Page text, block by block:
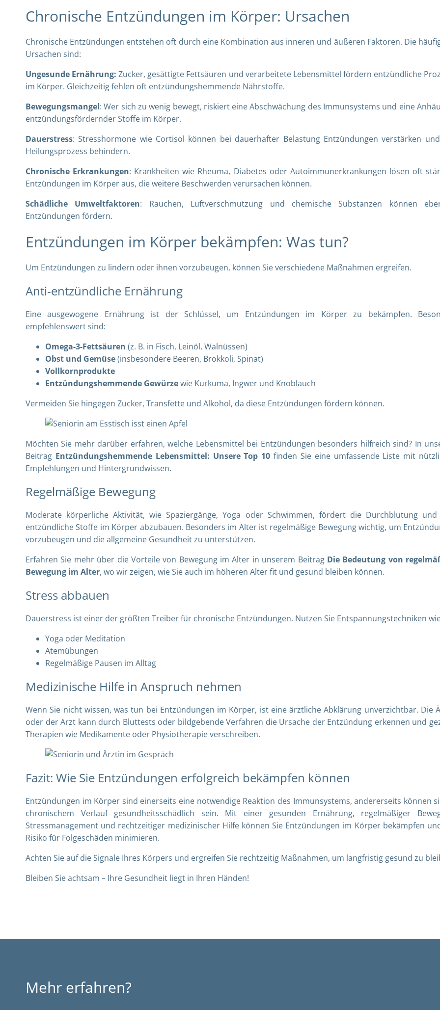
Chronische Entzündungen im Körper: Ursachen
Chronische Entzündungen entstehen oft durch eine Kombination aus inneren und äußeren Faktoren. Die
Ursachen sind:
Ungesunde Ernährung: Zucker, gesättigte Fettsäuren und verarbeitete Lebensmittel fördern entzündliche
im Körper. Gleichzeitig fehlen oft entzündungshemmende Nährstoffe.
Bewegungsmangel: Wer sich zu wenig bewegt, riskiert eine Abschwächung des Immunsystems und eine
entzündungsfördernder Stoffe im Körper.
Dauerstress: Stresshormone wie Cortisol können bei dauerhafter Belastung Entzündungen verstärken
Heilungsprozess behindern.
Chronische Erkrankungen: Krankheiten wie Rheuma, Diabetes oder Autoimmunerkrankungen lösen oft
Entzündungen im Körper aus, die weitere Beschwerden verursachen können.
Schädliche Umweltfaktoren: Rauchen, Luftverschmutzung und chemische Substanzen können
Entzündungen fördern.
Entzündungen im Körper bekämpfen: Was tun?
Um Entzündungen zu lindern oder ihnen vorzubeugen, können Sie verschiedene Maßnahmen ergreifen.
Anti-entzündliche Ernährung
Eine ausgewogene Ernährung ist der Schlüssel, um Entzündungen im Körper zu bekämpfen.
empfehlenswert sind:
Omega-3-Fettsäuren (z. B. in Fisch, Leinöl, Walnüssen)
Obst und Gemüse(insbesondere Beeren, Brokkoli, Spinat)
Vollkornprodukte
Entzündungshemmende Gewürzewie Kurkuma, Ingwer und Knoblauch
Vermeiden Sie hingegen Zucker, Transfette und Alkohol, da diese Entzündungen fördern können.
Möchten Sie mehr darüber erfahren, welche Lebensmittel bei Entzündungen besonders hilfreich sind? In
Beitrag Entzündungshemmende Lebensmittel: Unsere Top 10 finden Sie eine umfassende Liste mit
Empfehlungen und Hintergrundwissen.
Regelmäßige Bewegung
Moderate körperliche Aktivität, wie Spaziergänge, Yoga oder Schwimmen, fördert die Durchblutung
entzündliche Stoffe im Körper abzubauen. Besonders im Alter ist regelmäßige Bewegung wichtig, um
vorzubeugen und die allgemeine Gesundheit zu unterstützen.
Erfahren Sie mehr über die Vorteile von Bewegung im Alter in unserem Beitrag Die Bedeutung von
Bewegung im Alter, wo wir zeigen, wie Sie auch im höheren Alter fit und gesund bleiben können.
Stress abbauen
Dauerstress ist einer der größten Treiber für chronische Entzündungen. Nutzen Sie Entspannungstechniken
Yoga oder Meditation
Atemübungen
Regelmäßige Pausen im Alltag
Medizinische Hilfe in Anspruch nehmen
Wenn Sie nicht wissen, was tun bei Entzündungen im Körper, ist eine ärztliche Abklärung unverzichtbar. Die
oder der Arzt kann durch Bluttests oder bildgebende Verfahren die Ursache der Entzündung erkennen und
Therapien wie Medikamente oder Physiotherapie verschreiben.
Fazit: Wie Sie Entzündungen erfolgreich bekämpfen können
Entzündungen im Körper sind einerseits eine notwendige Reaktion des Immunsystems, andererseits können
chronischem Verlauf gesundheitsschädlich sein. Mit einer gesunden Ernährung, regelmäßiger
Stressmanagement und rechtzeitiger medizinischer Hilfe können Sie Entzündungen im Körper bekämpfen
Risiko für Folgeschäden minimieren.
Achten Sie auf die Signale Ihres Körpers und ergreifen Sie rechtzeitig Maßnahmen, um langfristig gesund zu
Bleiben Sie achtsam – Ihre Gesundheit liegt in Ihren Händen!
Mehr erfahren?